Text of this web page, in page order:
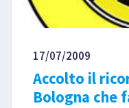
17/07/2009
Accolto il
Bologna che